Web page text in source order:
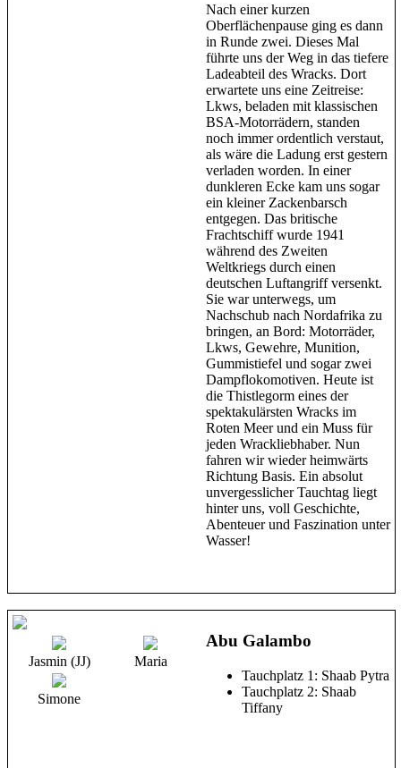
Nach einer kurzen
Oberflächenpause ging es dann
in Runde zwei. Dieses Mal
führte uns der Weg in das tiefere
Ladeabteil des Wracks. Dort
erwartete uns eine Zeitreise:
Lkws, beladen mit klassischen
BSA-Motorrädern, standen
noch immer ordentlich verstaut,
als wäre die Ladung erst gestern
verladen worden. In einer
dunkleren Ecke kam uns sogar
ein kleiner Zackenbarsch
entgegen. Das britische
Frachtschiff wurde 1941
während des Zweiten
Weltkriegs durch einen
deutschen Luftangriff versenkt.
Sie war unterwegs, um
Nachschub nach Nordafrika zu
bringen, an Bord: Motorräder,
Lkws, Gewehre, Munition,
Gummistiefel und sogar zwei
Dampflokomotiven. Heute ist
die Thistlegorm eines der
spektakulärsten Wracks im
Roten Meer und ein Muss für
jeden Wrackliebhaber. Nun
fahren wir wieder heimwärts
Richtung Basis. Ein absolut
unvergesslicher Tauchtag liegt
hinter uns, voll Geschichte,
Abenteuer und Faszination unter
Wasser!
Jasmin (JJ) Maria
Simone
Abu Galambo
Tauchplatz 1: Shaab Pytra
Tauchplatz 2: Shaab
Tiffany